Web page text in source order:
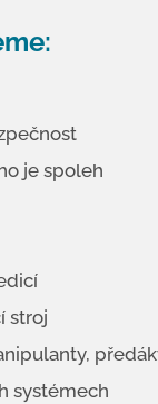
je spoleh
stroj
systémech